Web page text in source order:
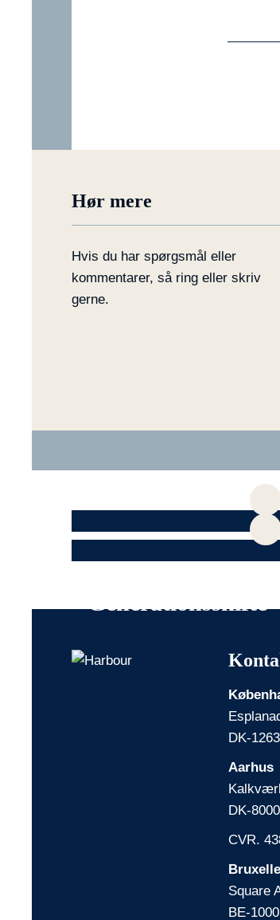
Hør mere
Hvis du har spørgsmål eller
kommentarer, så ring eller skriv
gerne.
Alle artikler
Generationsskifte
DK-
Aarhus
DK-
CVR.
Square
BE-